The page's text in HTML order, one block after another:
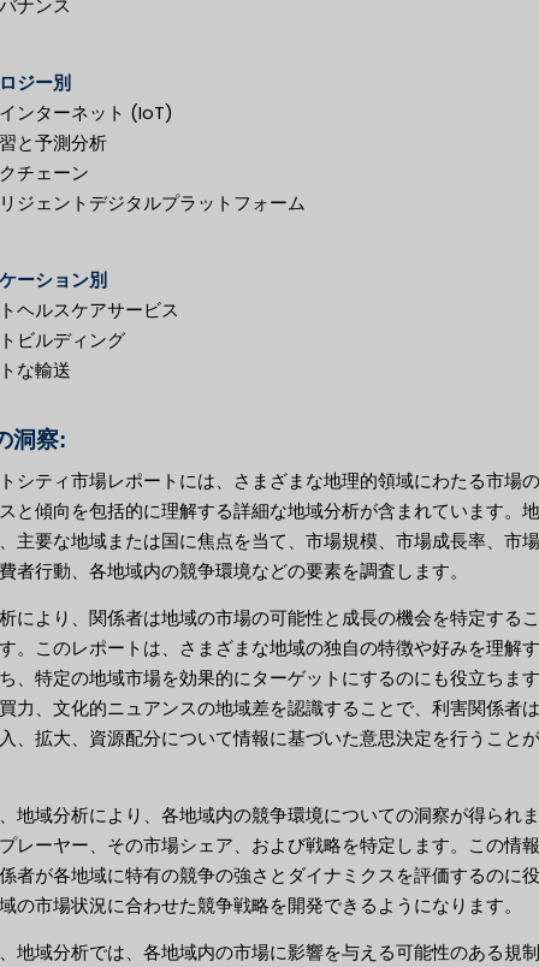
ナンス
ジー別
ンターネット (IoT)
と予測分析
チェーン
ジェントデジタルプラットフォーム
ーション別
ヘルスケアサービス
ビルディング
な輸送
洞察:
シティ市場レポートには、さまざまな地理的領域にわたる市場
と傾向を包括的に理解する詳細な地域分析が含まれています。
主要な地域または国に焦点を当て、市場規模、市場成長率、市
者行動、各地域内の競争環境などの要素を調査します。
により、関係者は地域の市場の可能性と成長の機会を特定する
。このレポートは、さまざまな地域の独自の特徴や好みを理解
、特定の地域市場を効果的にターゲットにするのにも役立ちま
力、文化的ニュアンスの地域差を認識することで、利害関係者
、拡大、資源配分について情報に基づいた意思決定を行うこと
地域分析により、各地域内の競争環境についての洞察が得られ
レーヤー、その市場シェア、および戦略を特定します。この情
者が各地域に特有の競争の強さとダイナミクスを評価するのに
の市場状況に合わせた競争戦略を開発できるようになります。
地域分析では、各地域内の市場に影響を与える可能性のある規